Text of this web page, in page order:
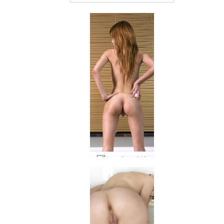
Каро баня #46